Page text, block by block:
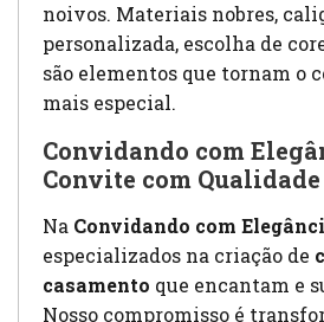
noivos. Materiais nobres,
personalizada, escolha de
são elementos que tornam o
mais especial.
Convidando com
Convite com Qualidade
Na Convidando com
especializados na criação de
casamento que encantam e
Nosso compromisso é